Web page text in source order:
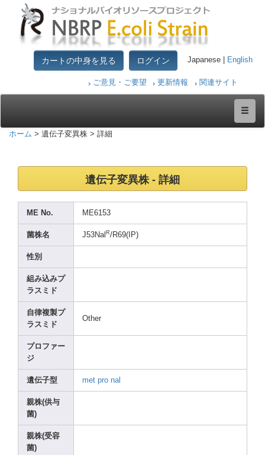
カートの中身を見る ログイン Japanese | English
ご意見・ご要望 更新情報 関連サイト
ホーム > 遺伝子変異株 > 詳細
遺伝子変異株 - 詳細
ME No. ME6153
菌株名 J53NalR/R69( IP)
性別
組み込みプ
ラスミド
自律複製プ
ラスミド
Other
プロファー
ジ
遺伝子型 met pro nal
親株(供与
菌)
親株(受容
菌)